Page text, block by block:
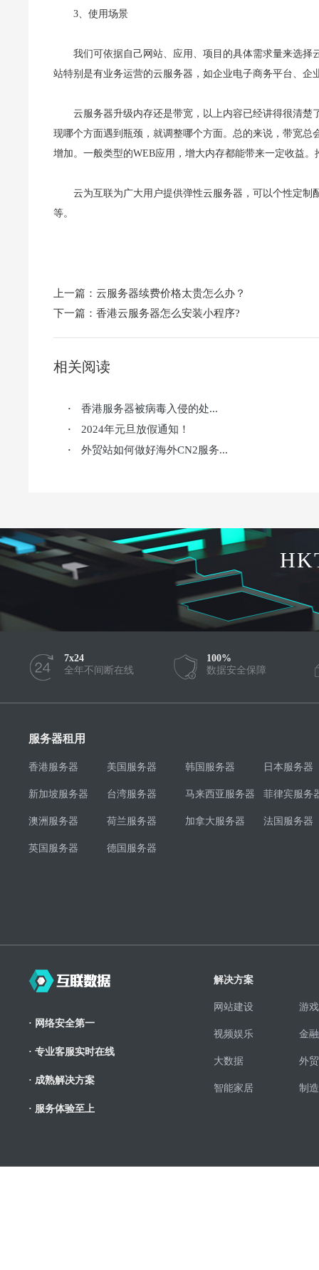
3、使用场景
我们可依据自己网站、应用、项目的具体需求量来选
站特别是有业务运营的云服务器，如企业电子商务平台、
云服务器升级内存还是带宽，以上内容已经讲得很清
现哪个方面遇到瓶颈，就调整哪个方面。总的来说，带宽
增加。一般类型的WEB应用，增大内存都能带来一定收益
云为互联为广大用户提供弹性云服务器，可以个性定
等。
上一篇： 云服务器续费价格太贵怎么办？
下一篇： 香港云服务器怎么安装小程序?
相关阅读
· 香港服务器被病毒入侵的处...
· 2024年元旦放假通知！
· 外贸站如何做好海外CN2服务...
7x24
全年不间断在线
100%
数据安全保障
服务器租用
香港服务器 美国服务器 韩国服务器 日本服务器
新加坡服务器 台湾服务器 马来西亚服务器 菲律宾服务
澳洲服务器 荷兰服务器 加拿大服务器 法国服务器
英国服务器 德国服务器
· 网络安全第一
· 专业客服实时在线
· 成熟解决方案
· 服务体验至上
解决方案
网站建设 游
视频娱乐 金
大数据 外
智能家居 制